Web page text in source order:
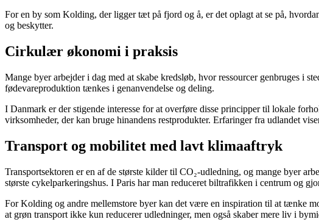
For en by som Kolding, der ligger tæt på fjord og å, er det oplagt at se på,
og beskytter.
Cirkulær økonomi i praksis
Mange byer arbejder i dag med at skabe kredsløb, hvor ressourcer genbruges
fødevareproduktion tænkes i genanvendelse og deling.
I Danmark er der stigende interesse for at overføre disse principper til lokale
virksomheder, der kan bruge hinandens restprodukter. Erfaringer fra udlandet
Transport og mobilitet med lavt klimaaftryk
Transportsektoren er en af de største kilder til CO₂-udledning, og mange byer
største cykelparkeringshus. I Paris har man reduceret biltrafikken i centrum og
For Kolding og andre mellemstore byer kan det være en inspiration til at tænke
at grøn transport ikke kun reducerer udledninger, men også skaber mere liv i